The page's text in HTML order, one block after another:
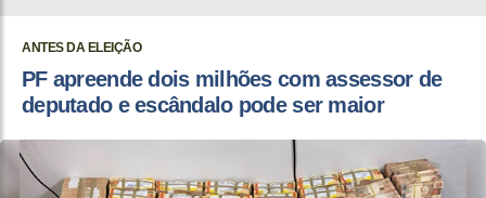
ANTES DA ELEIÇÃO
PF apreende dois milhões com assessor de
deputado e escândalo pode ser maior